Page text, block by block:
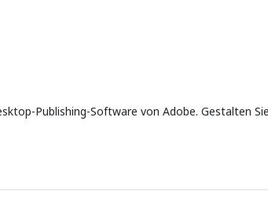
Publishing-Software von Adobe. Gestalten